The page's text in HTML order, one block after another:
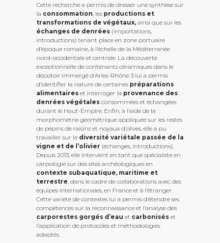
Cette recherche a permis de dresser une synthèse sur
la consommation, les productions et
transformations de végétaux, ainsi que sur les
échanges de denrées (importations,
introductions) tenant place en zone portuaire
d’époque romaine, à l’échelle de la Méditerranée
nord-occidentale et centrale. La découverte
exceptionnelle de contenants céramiques dans le
dépotoir immergé d’Arles-Rhône 3 lui a permis
d’identifier la nature de certaines préparations
alimentaires et interroger la provenance des
denrées végétales consommées et échangées
durant le Haut-Empire. Enfin, à l’aide de la
morphométrie géométrique appliquée sur les restes
de pépins de raisins et noyaux d’olives, elle a pu
travailler sur la diversité variétale passée de la
vigne et de l’olivier (échanges, introductions).
Depuis 2013, elle intervient en tant que spécialiste en
carpologie sur des sites archéologiques en
contexte subaquatique, maritime et
terrestre, dans le cadre de collaborations avec des
équipes internationales, en France et à l’étranger.
Cette variété de contextes lui a permis d’étendre ses
compétences sur la reconnaissance et l’analyse des
carporestes gorgés d’eau et carbonisés et
l’application de protocoles et méthodologies
adaptés.